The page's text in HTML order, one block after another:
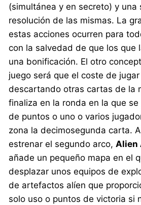
(simultánea y en secreto) y una
resolución de las mismas. La
estas acciones ocurren para
con la salvedad de que los que
una bonificación. El otro
juego será que el coste de
descartando otras cartas de la
finaliza en la ronda en la que
de puntos o uno o varios
zona la decimosegunda carta.
estrenar el segundo arco,Alien
añade un pequeño mapa en el
desplazar unos equipos de
de artefactos alíen que
solo uso o puntos de victoria si